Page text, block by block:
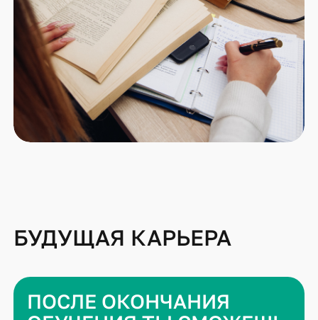
БУДУЩАЯ КАРЬЕРА
ПОСЛЕ ОКОНЧАНИЯ